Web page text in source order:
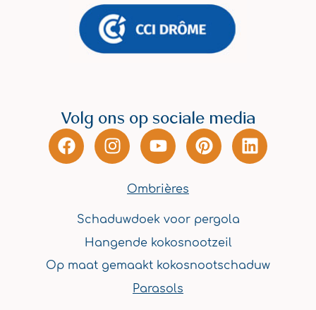
Volg ons op sociale media
F
a
k
I
n
g
r
a
Y
o
t
b
e
P
i
r
e
s
L
i
n
Ombrières
Schaduwdoek voor pergola
Hangende kokosnootzeil
Op maat gemaakt kokosnootschaduw
Parasols